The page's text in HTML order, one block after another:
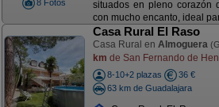
8 Fotos
situados en pleno corazón
con mucho encanto, ideal
Casa Rural El Raso
Casa Rural en Almoguera
km de San Fernando de
8-10+2 plazas
36 €
63 km de Guadalajara